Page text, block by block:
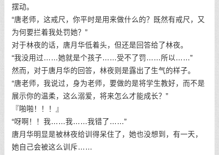
摆动。
“唐老师，这戒尺，你平时是用来做什么的？既然有戒尺，又
为何要拦着我处罚她？”
对于林夜的话，唐月华低着头，但还是回答给了林夜。
“我没用过……她就是个孩子……受不了罚……所以……”
然而，对于唐月华的回答，林夜则是露出了生气的样子。
“唐老师，我说过，身为老师，要做的是将学生教好，而不是
展示你的温柔，这么溺爱，将来怎么才能成长？”
『啪啪！！！』
“呀啊！！我……我……我错了……”
唐月华明显是被林夜给训得呆住了，她也没想到，有一天，
她自己会被这么训斥……